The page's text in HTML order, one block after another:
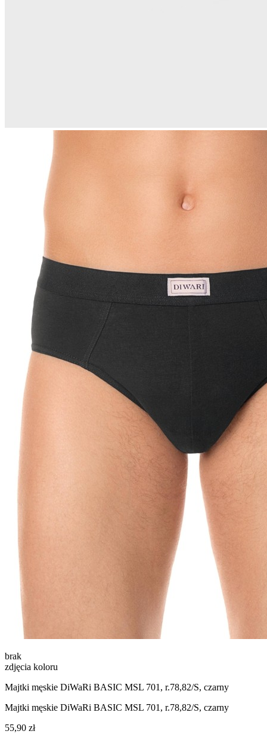
brak
zdjęcia koloru
Majtki męskie DiWaRi BASIC MSL 701, r.78,82/S, czarny
Majtki męskie DiWaRi BASIC MSL 701, r.78,82/S, czarny
55,90 zł